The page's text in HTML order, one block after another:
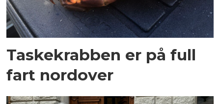
Taskekrabben er på full
fart nordover